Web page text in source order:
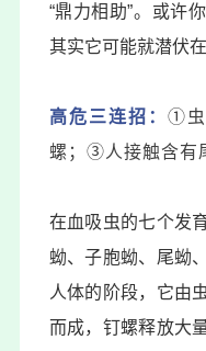
“鼎力相助”。或许
其实它可能就潜伏
高危三连招： ①虫
螺； ③人接触含有
在血吸虫的七个发
蚴、子胞蚴、尾蚴
人体的阶段，它由
而成，钉螺释放大